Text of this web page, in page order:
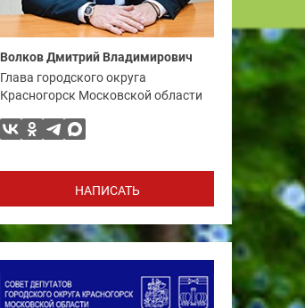
Волков Дмитрий Владимирович
Глава городского округа
Красногорск Московской области
НАПИСАТЬ